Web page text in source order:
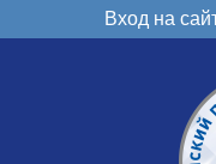
Вход на